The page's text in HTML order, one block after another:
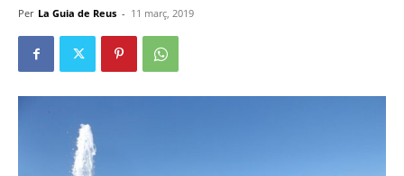
Per La Guia de Reus - 11 març, 2019